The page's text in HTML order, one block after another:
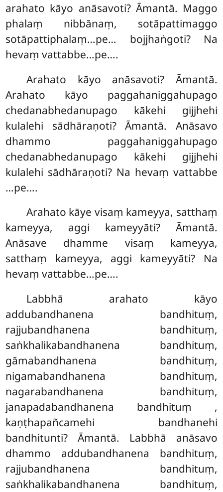
arahato kāyo anāsavoti? Āmantā. Maggo
phalaṃ nibbānaṃ, sotāpattimaggo
sotāpattiphalaṃ…pe… bojjhaṅgoti? Na
hevaṃ vattabbe…pe….
Arahato kāyo anāsavoti? Āmantā.
Arahato kāyo paggahaniggahupago
chedanabhedanupago kākehi gijjhehi
kulalehi sādhāraṇoti? Āmantā. Anāsavo
dhammo paggahaniggahupago
chedanabhedanupago kākehi gijjhehi
kulalehi sādhāraṇoti? Na hevaṃ vattabbe
…pe….
Arahato kāye visaṃ kameyya, satthaṃ
kameyya, aggi kameyyāti? Āmantā.
Anāsave dhamme visaṃ kameyya,
satthaṃ kameyya, aggi kameyyāti? Na
hevaṃ vattabbe…pe….
Labbhā arahato kāyo
addubandhanena bandhituṃ,
rajjubandhanena bandhituṃ,
saṅkhalikabandhanena bandhituṃ,
gāmabandhanena bandhituṃ,
nigamabandhanena bandhituṃ,
nagarabandhanena bandhituṃ,
janapadabandhanena bandhituṃ ,
kaṇṭhapañcamehi bandhanehi
bandhitunti? Āmantā. Labbhā anāsavo
dhammo addubandhanena bandhituṃ,
rajjubandhanena bandhituṃ,
saṅkhalikabandhanena bandhituṃ,